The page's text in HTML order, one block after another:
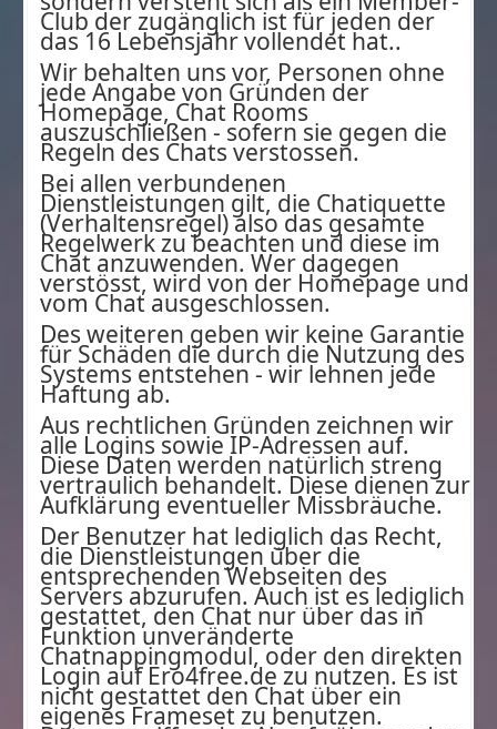
Club der zugänglich ist für jeden der
das 16 Lebensjahr vollendet hat..
Wir behalten uns vor, Personen ohne
jede Angabe von Gründen der
Homepage, Chat Rooms
auszuschließen - sofern sie gegen die
Regeln des Chats verstossen.
Bei allen verbundenen
Dienstleistungen gilt, die Chatiquette
(Verhaltensregel) also das gesamte
Regelwerk zu beachten und diese im
Chat anzuwenden. Wer dagegen
verstösst, wird von der Homepage und
vom Chat ausgeschlossen.
Des weiteren geben wir keine Garantie
für Schäden die durch die Nutzung des
Systems entstehen - wir lehnen jede
Haftung ab.
Aus rechtlichen Gründen zeichnen wir
alle Logins sowie IP-Adressen auf.
Diese Daten werden natürlich streng
vertraulich behandelt. Diese dienen zur
Aufklärung eventueller Missbräuche.
Der Benutzer hat lediglich das Recht,
die Dienstleistungen über die
entsprechenden Webseiten des
Servers abzurufen. Auch ist es lediglich
gestattet, den Chat nur über das in
Funktion unveränderte
Chatnappingmodul, oder den direkten
Login auf Ero4free.de zu nutzen. Es ist
nicht gestattet den Chat über ein
eigenes Frameset zu benutzen.